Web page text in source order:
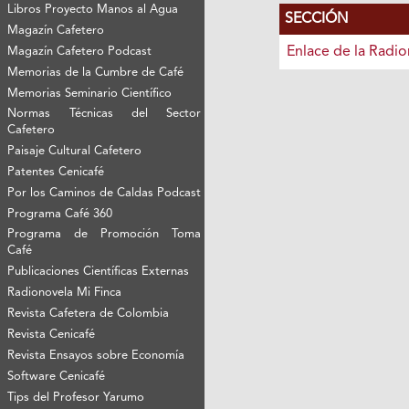
Libros Proyecto Manos al Agua
Magazín Cafetero
Magazín Cafetero Podcast
Memorias de la Cumbre de Café
Memorias Seminario Científico
Normas Técnicas del Sector
Cafetero
Paisaje Cultural Cafetero
Patentes Cenicafé
Por los Caminos de Caldas Podcast
Programa Café 360
Programa de Promoción Toma
Café
Publicaciones Científicas Externas
Radionovela Mi Finca
Revista Cafetera de Colombia
Revista Cenicafé
Revista Ensayos sobre Economía
Software Cenicafé
Tips del Profesor Yarumo
SECCIÓN
Enlace de la